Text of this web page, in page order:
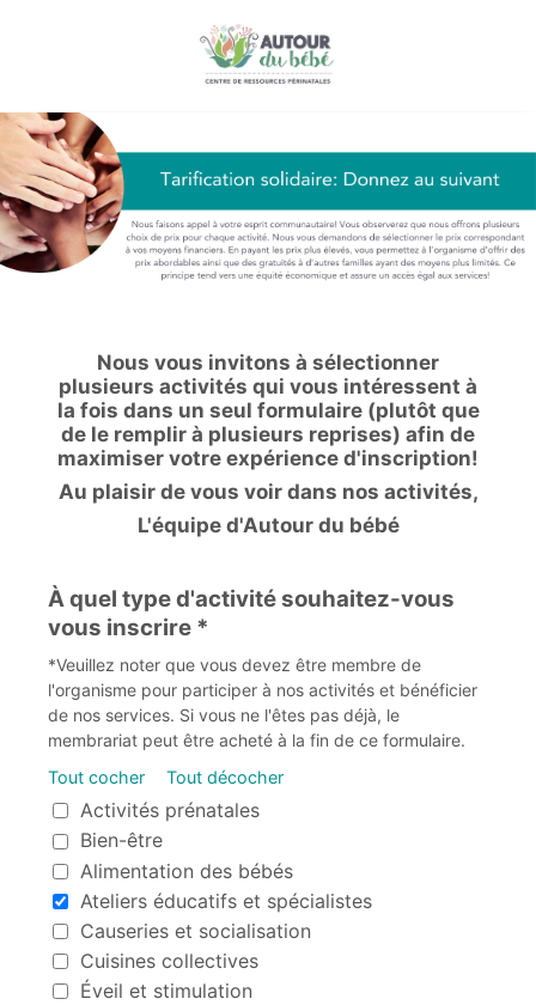
Nous vous invitons à sélectionner
plusieurs activités qui vous intéressent à
la fois dans un seul formulaire (plutôt que
de le remplir à plusieurs reprises) afin de
maximiser votre expérience d'inscription!
Au plaisir de vous voir dans nos activités,
L'équipe d'Autour du bébé
À quel type d'activité souhaitez-vous
vous inscrire *
*Veuillez noter que vous devez être membre de
l'organisme pour participer à nos activités et bénéficier
de nos services. Si vous ne l'êtes pas déjà, le
membrariat peut être acheté à la fin de ce formulaire.
Tout cocher
Tout décocher
À quel type d'activité souhaitez-vous vous inscrire
Activités prénatales
Bien-être
Alimentation des bébés
Ateliers éducatifs et spécialistes
Causeries et socialisation
Cuisines collectives
Éveil et stimulation